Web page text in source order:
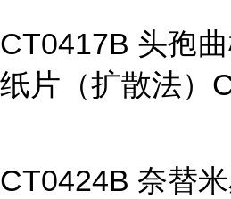
CT0417B 头孢
纸片（扩散法）
CT0424B 奈替